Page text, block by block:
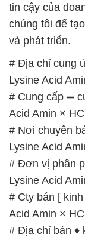
tin cậy của
chúng tôi để
và phát triển.
# Địa chỉ cung
Lysine Acid
# Cung cấp ═
Acid Amin ×
# Nơi chuyên
Lysine Acid
# Đơn vị phân
Lysine Acid
# Cty bán [
Acid Amin ×
# Địa chỉ bán ♦